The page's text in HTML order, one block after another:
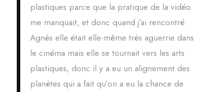
plastiques parce que la pratique de la vidéo
me manquait, et donc quand j’ai rencontré
Agnès elle était elle-même très aguerrie dans
le cinéma mais elle se tournait vers les arts
plastiques, donc il y a eu un alignement des
planètes qui a fait qu’on a eu la chance de